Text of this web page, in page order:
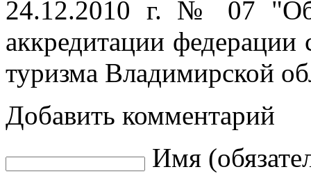
24.12.2010 г. № 07 "Об
аккредитации федерации
туризма Владимирской
Добавить комментарий
Имя